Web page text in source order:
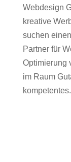
Webdesign
kreative
suchen
Partner für
Optimierung
im Raum